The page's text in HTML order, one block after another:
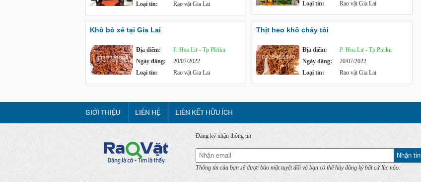
Loại tin:
Rao vặt Gia Lai
Loại tin:
Rao vặt Gia Lai
Khô bò xé tại Gia Lai
Địa điểm:
P. Hoa Lư - Tp Pleiku
Ngày đăng:
20/07/2022
Loại tin:
Rao vặt Gia Lai
Thịt heo khô cháy tỏi
Địa điểm:
P. Hoa Lư - Tp Pleiku
Ngày đăng:
20/07/2022
Loại tin:
Rao vặt Gia Lai
GIỚI THIỆU LIÊN HỆ LIÊN KẾT HỮU ÍCH
Đăng ký nhận thông tin
Nhận tin
Thông tin của bạn sẽ được bảo mật tuyệt đối và bạn có thể hủy đăng ký bất cứ lúc nào.